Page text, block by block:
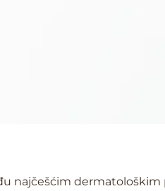
najčešćim